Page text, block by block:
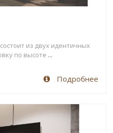
из двух идентичных
по высоте ...
Подробнее